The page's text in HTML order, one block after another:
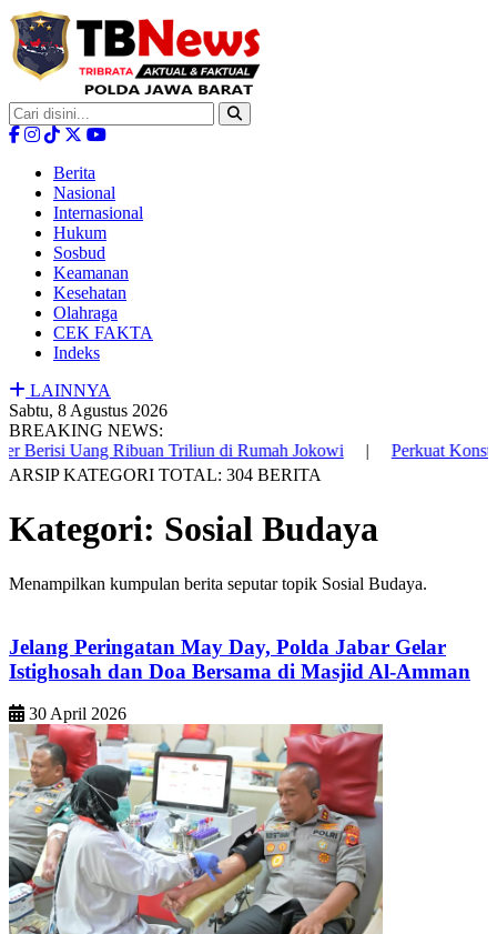
Berita
Nasional
Internasional
Hukum
Sosbud
Keamanan
Kesehatan
Olahraga
CEK FAKTA
Indeks
LAINNYA
Sabtu, 8 Agustus 2026
BREAKING NEWS:
Ribuan Triliun di Rumah Jokowi|Perkuat Konstruksi
ARSIP KATEGORI TOTAL: 304 BERITA
Kategori: Sosial Budaya
Menampilkan kumpulan berita seputar topik Sosial Budaya.
Jelang Peringatan May Day, Polda Jabar Gelar
Istighosah dan Doa Bersama di Masjid Al-Amman
30 April 2026